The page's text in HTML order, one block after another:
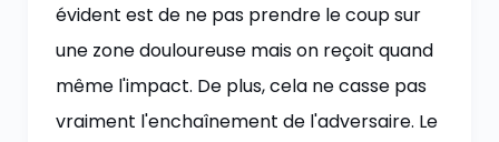
évident est de ne pas prendre le coup sur
une zone douloureuse mais on reçoit quand
même l'impact. De plus, cela ne casse pas
vraiment l'enchaînement de l'adversaire. Le